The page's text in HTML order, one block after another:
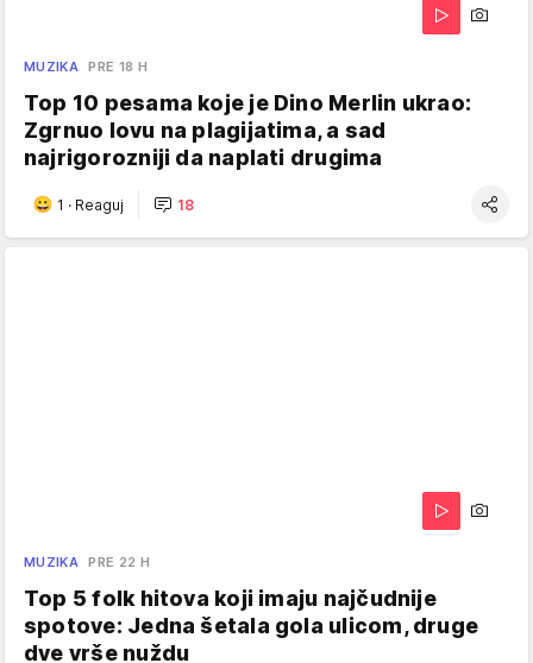
MUZIKA PRE 18 H
Top 10 pesama koje je Dino Merlin ukrao:
Zgrnuo lovu na plagijatima, a sad
najrigorozniji da naplati drugima
1 · Reaguj 18
MUZIKA PRE 22 H
Top 5 folk hitova koji imaju najčudnije
spotove: Jedna šetala gola ulicom, druge
dve vrše nuždu